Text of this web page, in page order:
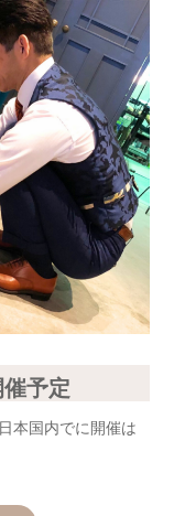
予定
本国内でに開催は